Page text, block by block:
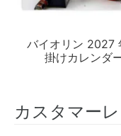
バイオリン 2027
掛けカレンダ
カスタマー